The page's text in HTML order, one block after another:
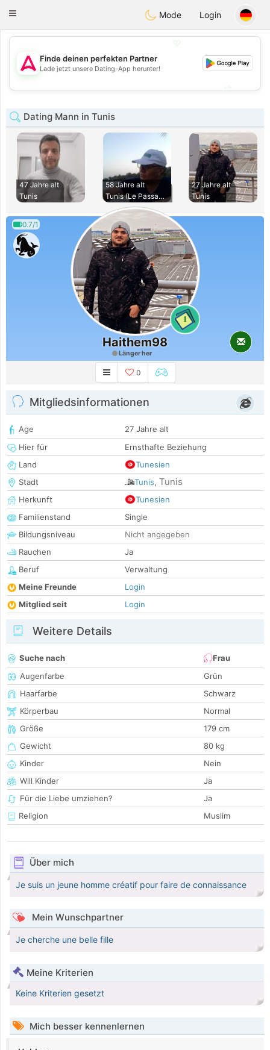
Tantôt
Toggle
Mode Login
💖
💕
Finde deinen perfekten Partner
Lade jetzt unsere Dating-App herunter!
Dating Mann in Tunis
47 Jahre alt
Tunis
58 Jahre alt
Tunis (Le Passage)
27 Jahre alt
Tunis
0.7/1
1
Haithem98
Länger her
0
Mitgliedsinformationen
Age
27 Jahre alt
Hier für
Ernsthafte Beziehung
Land
Tunesien
Stadt
Tunis, Tunis
Herkunft
Tunesien
Familienstand
Single
Bildungsniveau
Nicht angegeben
Rauchen
Ja
Beruf
Verwaltung
Meine Freunde
Login
Mitglied seit
Login
Weitere Details
Suche nach
Frau
Augenfarbe
Grün
Haarfarbe
Schwarz
Körperbau
Normal
Größe
179 cm
Gewicht
80 kg
Kinder
Nein
Will Kinder
Ja
Für die Liebe umziehen?
Ja
Religion
Muslim
Über mich
Je suis un jeune homme créatif pour faire de connaissance
Mein Wunschpartner
Je cherche une belle fille
Meine Kriterien
Keine Kriterien gesetzt
Mich besser kennenlernen